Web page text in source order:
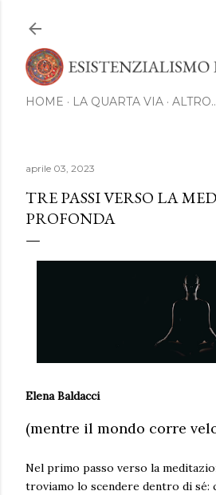
HOME LA QUARTA VIA
aprile 03, 2023
TRE PASSI VERSO LA
PROFONDA
Elena Baldacci
(mentre il mondo corre
Nel primo passo verso la
troviamo lo scendere dentro di sé: